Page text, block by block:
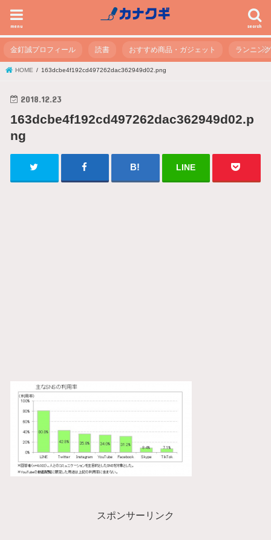
search
menu
金釘誠プロフィール 読書 おすすめ商品・ガジェット ランニング
HOME 163dcbe4f192cd497262dac362949d02.png
2018.12.23
163dcbe4f192cd497262dac362949d02.p
ng
LINE
スポンサーリンク